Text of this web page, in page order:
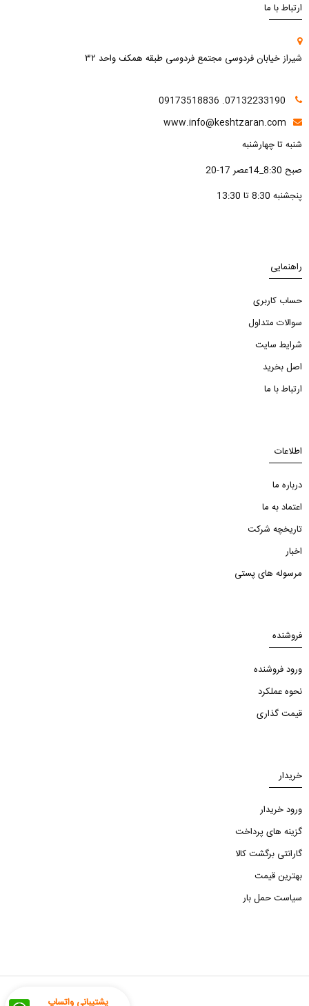
پشتیبانی واتساپ
ارتباط با ما
شیراز خیابان فردوسی مجتمع فردوسی طبقه همکف واحد ۳۲
www.info@keshtzaran.com
شنبه تا چهارشنبه
صبح 8:30_14عصر 17-20
پنجشنبه 8:30 تا 13:30
راهنمایی
حساب کاربری
سوالات متداول
شرایط سایت
اصل بخرید
ارتباط با ما
اطلاعات
درباره ما
اعتماد به ما
تاریخچه شرکت
اخبار
مرسوله های پستی
فروشنده
ورود فروشنده
نحوه عملکرد
قیمت گذاری
خریدار
ورود خریدار
گزینه های پرداخت
گارانتی برگشت کالا
بهترین قیمت
سیاست حمل بار